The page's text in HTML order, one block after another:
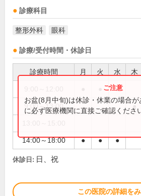
診療科目
整形外科 眼科
診療/受付時間・休診日
診療時間 月 火 水 木
●
9:00～13:00 ●
14:00～18:00 ● ● ●
お盆(8月中旬)は休診・休業の場合
に必ず医療機関に直接ご確認くださ
休診日: 日、祝
この医院の詳細を